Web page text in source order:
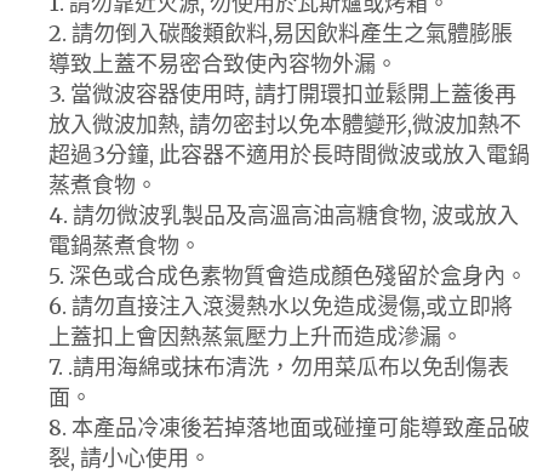
2. 請勿倒入碳酸類飲料,易因飲料產生之氣體膨脹
導致上蓋不易密合致使內容物外漏。
3. 當微波容器使用時, 請打開環扣並鬆開上蓋後再
放入微波加熱, 請勿密封以免本體變形,微波加熱不
超過3分鐘, 此容器不適用於長時間微波或放入電鍋
蒸煮食物。
4. 請勿微波乳製品及高溫高油高糖食物, 波或放入
電鍋蒸煮食物。
5. 深色或合成色素物質會造成顏色殘留於盒身內。
6. 請勿直接注入滾燙熱水以免造成燙傷,或立即將
上蓋扣上會因熱蒸氣壓力上升而造成滲漏。
7. .請用海綿或抹布清洗，勿用菜瓜布以免刮傷表
面。
8. 本產品冷凍後若掉落地面或碰撞可能導致產品破
裂, 請小心使用。